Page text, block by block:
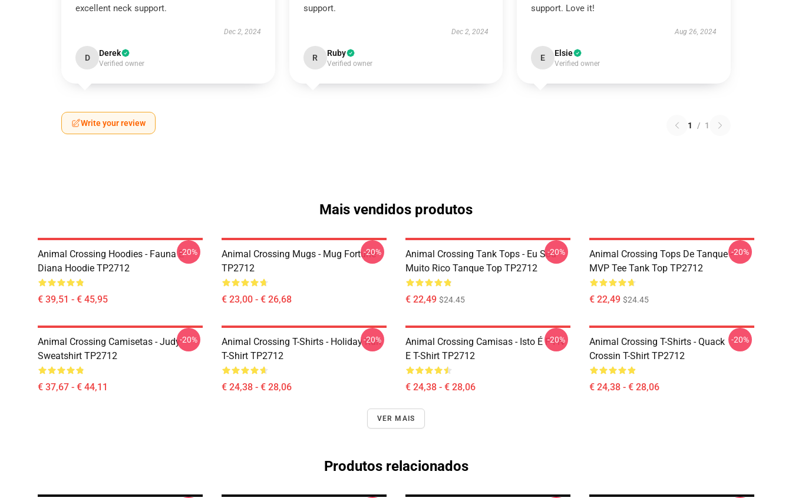
excellent neck support.
Dec 2, 2024
D Derek
Verified owner
support.
Dec 2, 2024
R Ruby
Verified owner
support. Love it!
Aug 26, 2024
E Elsie
Verified owner
Write your review 1 / 1
Mais vendidos produtos
Animal Crossing Hoodies - Fauna E
Diana Hoodie TP2712
€ 39,51 - € 45,95
-20%
Animal Crossing Mugs - Mug Fortune
TP2712
€ 23,00 - € 26,68
-20%
Animal Crossing Tank Tops - Eu Sou
Muito Rico Tanque Top TP2712
€ 22,49 $24.45
-20%
Animal Crossing Tops De Tanque -
MVP Tee Tank Top TP2712
€ 22,49 $24.45
-20%
Animal Crossing Camisetas - Judy
Sweatshirt TP2712
€ 37,67 - € 44,11
-20%
Animal Crossing T-Shirts - Holiday Run
T-Shirt TP2712
€ 24,38 - € 28,06
-20%
Animal Crossing Camisas - Isto É F I N
E T-Shirt TP2712
€ 24,38 - € 28,06
-20%
Animal Crossing T-Shirts - Quack
Crossin T-Shirt TP2712
€ 24,38 - € 28,06
-20%
VER MAIS
Produtos relacionados